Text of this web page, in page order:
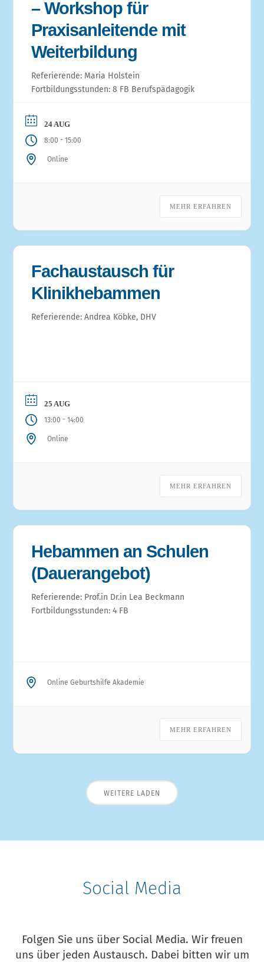
– Workshop für
Praxisanleitende mit
Weiterbildung
Referierende: Maria Holstein
Fortbildungsstunden: 8 FB Berufspädagogik
24 AUG
8:00 -15:00
Online
MEHR ERFAHREN
Fachaustausch für
Klinikhebammen
Referierende: Andrea Köbke, DHV
25 AUG
13:00 -14:00
Online
MEHR ERFAHREN
Hebammen an Schulen
(Dauerangebot)
Referierende: Prof.in Dr.in Lea Beckmann
Fortbildungsstunden: 4 FB
Online Geburtshilfe Akademie
MEHR ERFAHREN
WEITERE LADEN
Social Media
Folgen Sie uns über Social Media. Wir freuen
uns über jeden Austausch. Dabei bitten wir um